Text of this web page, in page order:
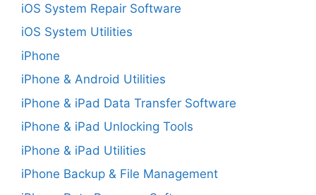
iOS System Repair Software
iOS System Utilities
iPhone
iPhone & Android Utilities
iPhone & iPad Data Transfer Software
iPhone & iPad Unlocking Tools
iPhone & iPad Utilities
iPhone Backup & File Management